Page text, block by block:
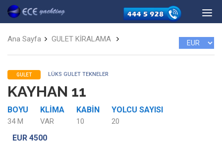
Ana Sayfa GULET KİRALAMA
GULET LÜKS GULET TEKNELER
KAYHAN 11
BOYU
34 M
KLIMA
VAR
KABIN
10
YOLCU SAYISI
20
EUR 4500